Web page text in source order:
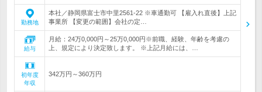
勤務地
本社／静岡県富士市中里2561-22 ※車通勤可 【雇入れ直後】上記
事業所 【変更の範囲】会社の定…
給与
月給：24万0,000円～25万0,000円※前職、経験、年齢を考慮の
上、規定により決定致します。 ※上記月給には、…
初年度
年収
342万円～360万円